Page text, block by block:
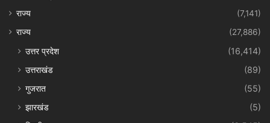
राज्य
(7,141)
राज्य
(27,886)
उत्तर प्रदेश
(16,414)
उत्तराखंड
(89)
गुजरात
(55)
झारखंड
(5)